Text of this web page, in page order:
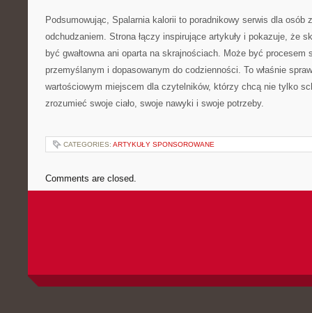
Podsumowując, Spalarnia kalorii to poradnikowy serwis dla osób
odchudzaniem. Strona łączy inspirujące artykuły i pokazuje, że
być gwałtowna ani oparta na skrajnościach. Może być procesem
przemyślanym i dopasowanym do codzienności. To właśnie
wartościowym miejscem dla czytelników, którzy chcą nie tylko
zrozumieć swoje ciało, swoje nawyki i swoje potrzeby.
CATEGORIES: ARTYKUŁY SPONSOROWANE
Comments are closed.